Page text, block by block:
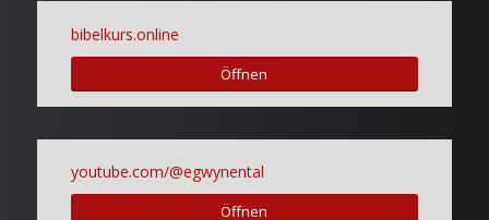
bibelkurs.online
Öffnen
youtube.com/@egwynental
Öffnen